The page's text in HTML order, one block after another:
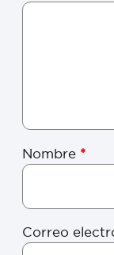
Nombre *
Correo